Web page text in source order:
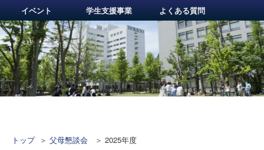
移動
動
イベント
学生支援事業 よくある質問
トップ＞ 父母懇談会 ＞ 2025年度